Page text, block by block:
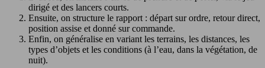
dirigé et des lancers courts.
Ensuite, on structure le rapport : départ sur ordre, retour direct,
position assise et donné sur commande.
Enfin, on généralise en variant les terrains, les distances, les
types d’objets et les conditions (à l’eau, dans la végétation, de
nuit).